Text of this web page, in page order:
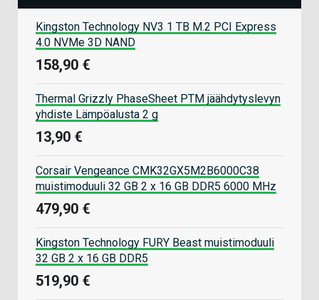
Kingston Technology NV3 1 TB M.2 PCI Express
4.0 NVMe 3D NAND
158,90 €
Thermal Grizzly PhaseSheet PTM jäähdytyslevyn
yhdiste Lämpöalusta 2 g
13,90 €
Corsair Vengeance CMK32GX5M2B6000C38
muistimoduuli 32 GB 2 x 16 GB DDR5 6000 MHz
479,90 €
Kingston Technology FURY Beast muistimoduuli
32 GB 2 x 16 GB DDR5
519,90 €